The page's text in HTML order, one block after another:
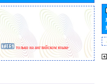
только на английском языке